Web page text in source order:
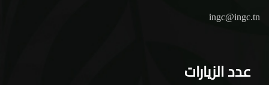
ingc@ingc.tn
عدد الزيارات